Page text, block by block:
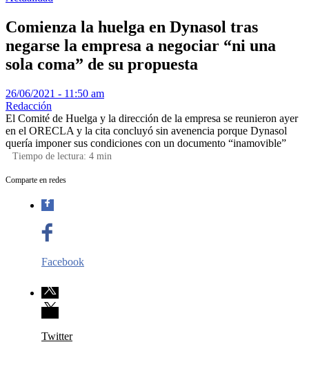
Comienza la huelga en Dynasol tras
negarse la empresa a negociar “ni una
sola coma” de su propuesta
26/06/2021 - 11:50 am
Redacción
El Comité de Huelga y la dirección de la empresa se reunieron ayer
en el ORECLA y la cita concluyó sin avenencia porque Dynasol
quería imponer sus condiciones con un documento “inamovible”
Tiempo de lectura: 4 min
Comparte en redes
Facebook
Twitter